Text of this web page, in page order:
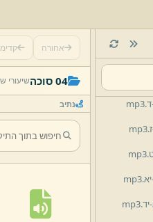
ד.mp3
ז.mp3
mp3
יא.mp3
יד.mp3
אחורה
04 סוכה שיעורי
נתיב